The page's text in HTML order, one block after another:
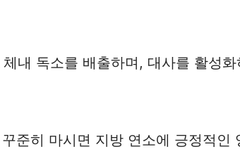
내 독소를 배출하며, 대사를 활성
준히 마시면 지방 연소에 긍정적인